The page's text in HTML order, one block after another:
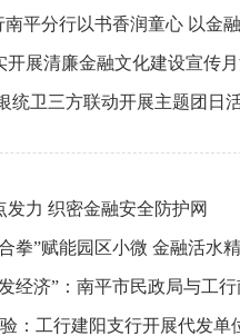
南平分行以书香润童心 以金
开展清廉金融文化建设宣传
统卫三方联动开展主题团日
发力 织密金融安全防护网
拳”赋能园区小微 金融活水
经济”：南平市民政局与工
：工行建阳支行开展代发单